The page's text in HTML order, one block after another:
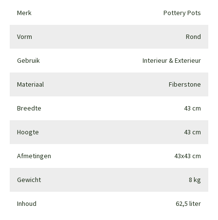
Merk Pottery Pots
Vorm Rond
Gebruik Interieur & Exterieur
Materiaal Fiberstone
Breedte 43 cm
Hoogte 43 cm
Afmetingen 43x43 cm
Gewicht 8 kg
Inhoud 62,5 liter